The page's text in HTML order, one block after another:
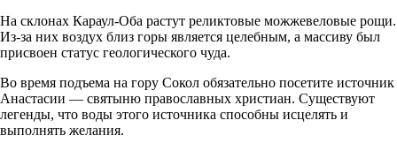
На склонах Караул-Оба растут реликтовые можжевеловые рощи.
Из-за них воздух близ горы является целебным, а массиву был
присвоен статус геологического чуда.
Во время подъема на гору Сокол обязательно посетите источник
Анастасии — святыню православных христиан. Существуют
легенды, что воды этого источника способны исцелять и
выполнять желания.